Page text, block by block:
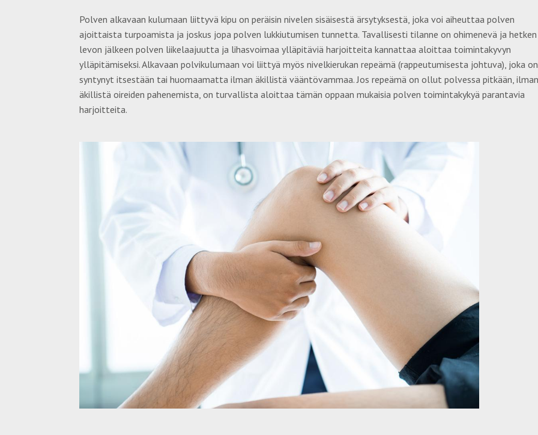
Polven alkavaan kulumaan liittyvä kipu on peräisin nivelen sisäisestä ärsytyksestä, joka voi aiheuttaa polven
ajoittaista turpoamista ja joskus jopa polven lukkiutumisen tunnetta. Tavallisesti tilanne on ohimenevä ja hetken
levon jälkeen polven liikelaajuutta ja lihasvoimaa ylläpitäviä harjoitteita kannattaa aloittaa toimintakyvyn
ylläpitämiseksi. Alkavaan polvikulumaan voi liittyä myös nivelkierukan repeämä (rappeutumisesta johtuva), joka on
syntynyt itsestään tai huomaamatta ilman äkillistä vääntövammaa. Jos repeämä on ollut polvessa pitkään, ilman
äkillistä oireiden pahenemista, on turvallista aloittaa tämän oppaan mukaisia polven toimintakykyä parantavia
harjoitteita.